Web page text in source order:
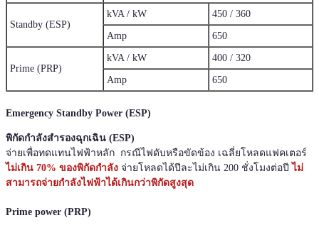
Standby (ESP)
kVA / kW 450 / 360
Amp 650
Prime (PRP)
kVA / kW 400 / 320
Amp 650
Emergency Standby Power (ESP)
พิกัดกำลังสำรองฉุกเฉิน (ESP)
จ่ายเพื่อทดแทนไฟฟ้าหลัก กรณีไฟดับหรือขัดข้อง เฉลี่ยโหลดแฟคเตอร์
ไม่เกิน 70% ของพิกัดกำลัง จ่ายโหลดได้ปีละไม่เกิน 200 ชั่งโมงต่อปี ไม่
สามารถจ่ายกำลังไฟฟ้าได้เกินกว่าพิกัดสูงสุด
Prime power (PRP)